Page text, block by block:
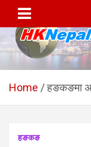
content
सञ्चालित
hknepal,
Home हङकङमा
हङकङ